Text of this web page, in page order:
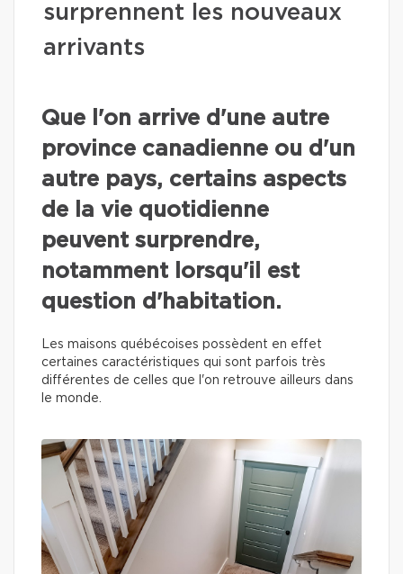
surprennent les nouveaux
arrivants
Que l'on arrive d'une autre
province canadienne ou d'un
autre pays, certains aspects
de la vie quotidienne
peuvent surprendre,
notamment lorsqu'il est
question d'habitation.
Les maisons québécoises possèdent en effet
certaines caractéristiques qui sont parfois très
différentes de celles que l'on retrouve ailleurs dans
le monde.